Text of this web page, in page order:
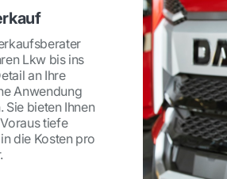
Lkw bis ins
an Ihre
Anwendung
Sie bieten Ihnen
tiefe
die Kosten pro